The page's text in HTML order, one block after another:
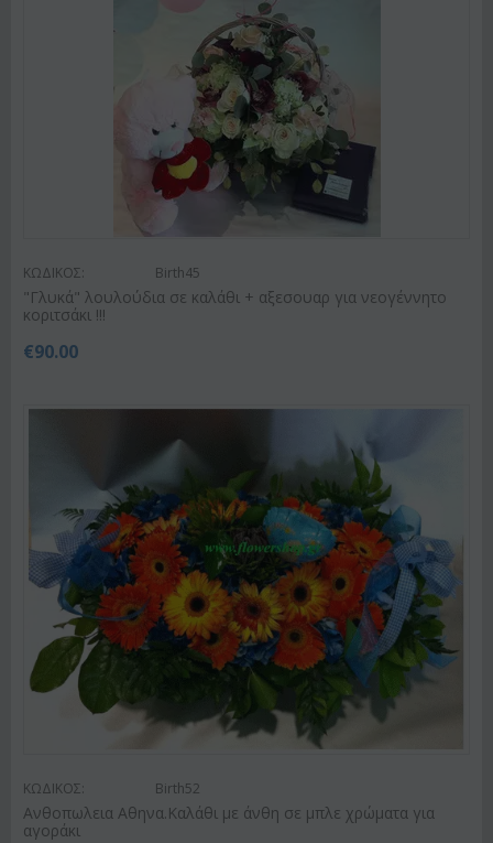
ΚΩΔΙΚΟΣ: Birth45
"Γλυκά" λουλούδια σε καλάθι + αξεσουαρ για νεογέννητο
κοριτσάκι !!!
€90.00
ΚΩΔΙΚΟΣ: Birth52
Ανθοπωλεια Αθηνα.Καλάθι με άνθη σε μπλε χρώματα για
αγοράκι